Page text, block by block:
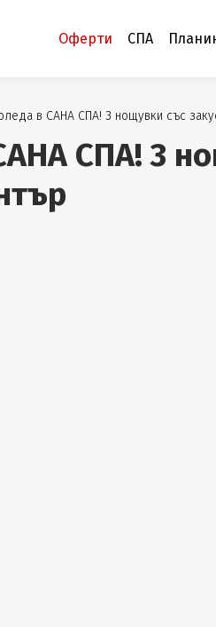
Оферти СПА
в САНА СПА! 3 нощувки със
СПА! 3